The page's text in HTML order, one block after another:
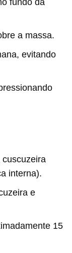
a massa.
evitando
interna).
e
15